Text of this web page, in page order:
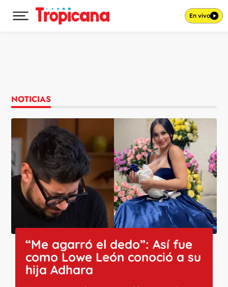
Desplegar menú principal En vivo
NOTICIAS
“Me agarró el dedo”: Así fue
como Lowe León conoció a su
hija Adhara